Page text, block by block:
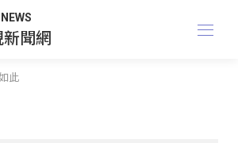
聞網
此